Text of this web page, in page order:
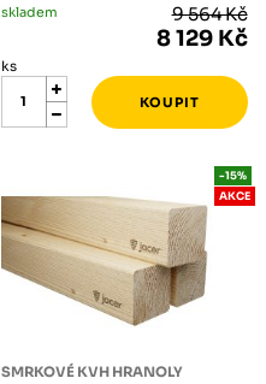
skladem 9 564 Kč
8 129 Kč
ks
SMRKOVÉ KVH HRANOLY
-15%
AKCE